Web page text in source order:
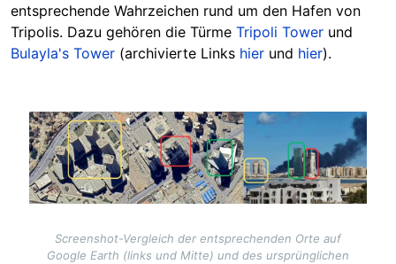
entsprechende Wahrzeichen rund um den Hafen von
Tripolis. Dazu gehören die Türme Tripoli Tower und
Bulayla's Tower (archivierte Links hier und hier).
Image
Screenshot-Vergleich der entsprechenden Orte auf
Google Earth (links und Mitte) und des ursprünglichen